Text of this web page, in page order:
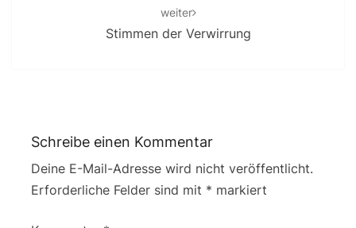
weiter
Stimmen der Verwirrung
Schreibe einen Kommentar
Deine E-Mail-Adresse wird nicht veröffentlicht.
Erforderliche Felder sind mit * markiert